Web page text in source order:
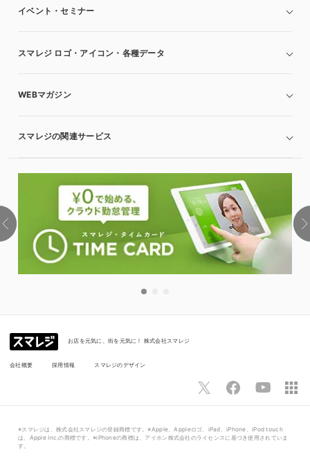
イベント・セミナー
スマレジ ロゴ・アイコン・各種データ
WEBマガジン
スマレジの関連サービス
お店を元気に、街を元気に！ 株式会社スマレジ
会社概要 採用情報 スマレジのデザイン
※スマレジは、株式会社スマレジの登録商標です。※Apple、Appleロゴ、iPad、iPhone、iPod touch
は、Apple Inc.の商標です。※iPhoneの商標は、アイホン株式会社のライセンスに基づき使用されていま
す。